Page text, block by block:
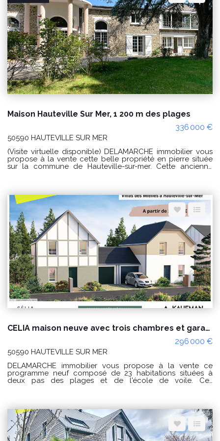
annuelles d'énergie pour un usage standard : entre 1 330 €
et 1 840 €/an Prix moyens des énergies indexés sur les
années 2021, 2022 et 2023 (abonnements compris). Les
informations sur les risques auxquels ce bien est exposé
sont disponibles sur le site Géorisques :
www.georisques.gouv.fr Référence : 10528JO Pour plus
d'informations ou pour organiser une visite n'hésitez pas à
nous contacter par téléphone au 02 33 46 96 79.
Maison Hauteville Sur Mer, 1 200 m des plages
336 000 €
50590 HAUTEVILLE SUR MER
(Visite virtuelle disponible) DELAMARCHE immobilier vous
propose à la vente cette belle propriété en pierre située
sur la commune de Hauteville-sur-mer. Cette ancienne
vaste séjour au plafond cathédrale. Venant à la suite, un
salon plus cosy vous accueillera autour de sa cheminée.
Une cuisine dînatoire vous accueillera ensuite avec son
cachet plus rustique. 3 chambres et un grand studio
permettront d'accueillir votre famille. L'extérieur est très
plaisant aussi avec un jardin arboré sans vis-à-vis avec
plusieurs petites dépendances. Commerces à pied ! Cette
belle demeure est proposée au prix de 349 000€
honoraires à la charge du vendeur. Classe énergie : D (223)
Classe climat : B (7) Montant estimé des dépenses
annuelles d'énergie pour un usage standard : entre 4 770
€ et 6 510€/an Prix moyens des énergies indexés sur les
années 2021, 2022 et 2023 (abonnements compris). Les
informations sur les risques auxquels ce bien est exposé
sont disponibles sur le site Géorisques :
www.georisques.gouv.fr Référence : 9599JO Pour plus
CELIA maison neuve avec trois chambres et garage 10 000€ de remise jusqu'au 31/10/25 !
296 000 €
50590 HAUTEVILLE SUR MER
DELAMARCHE immobilier vous propose à la vente ce
programme neuf composé de 23 habitations situées à
deux pas des plages et de l'école de voile. Ces
2 chambres à l'étage et un abri de jardin. (8 exemplaires). -
Le modèle ALEXIA : Une maison de 76m² avec 3 chambres
à l'étage et un abri de jardin (2 exemplaires). Modèle
épuisé ! - Le modèle CELIA : Une maison de 80m² avec 3